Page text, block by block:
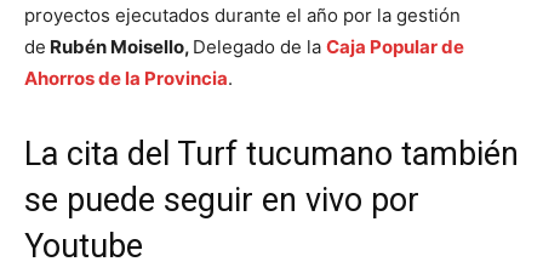
proyectos ejecutados durante el año por la gestión
de Rubén Moisello, Delegado de la Caja Popular de
Ahorros de la Provincia.
La cita del Turf tucumano también
se puede seguir en vivo por
Youtube